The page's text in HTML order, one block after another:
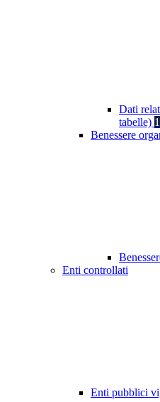
Dati
tabelle) 1
Benessere
Enti controllati
Enti pubblici